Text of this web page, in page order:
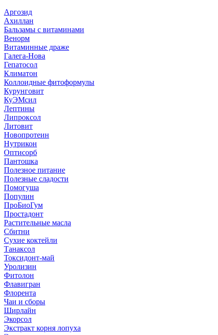
Аргозид
Ахиллан
Бальзамы с витаминами
Венорм
Витаминные драже
Галега-Нова
Гепатосол
Климатон
Коллоидные фитоформулы
Курунговит
КуЭМсил
Лептины
Липроксол
Литовит
Новопротеин
Нутрикон
Оптисорб
Пантошка
Полезное питание
Полезные сладости
Помогуша
Популин
ПроБиоГум
Простадонт
Растительные масла
Сбитни
Сухие коктейли
Танаксол
Токсидонт-май
Уролизин
Фитолон
Флавигран
Флорента
Чаи и сборы
Ширлайн
Экорсол
Экстракт корня лопуха